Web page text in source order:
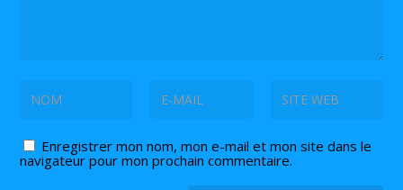
Enregistrer mon nom, mon e-mail et mon site dans le
navigateur pour mon prochain commentaire.